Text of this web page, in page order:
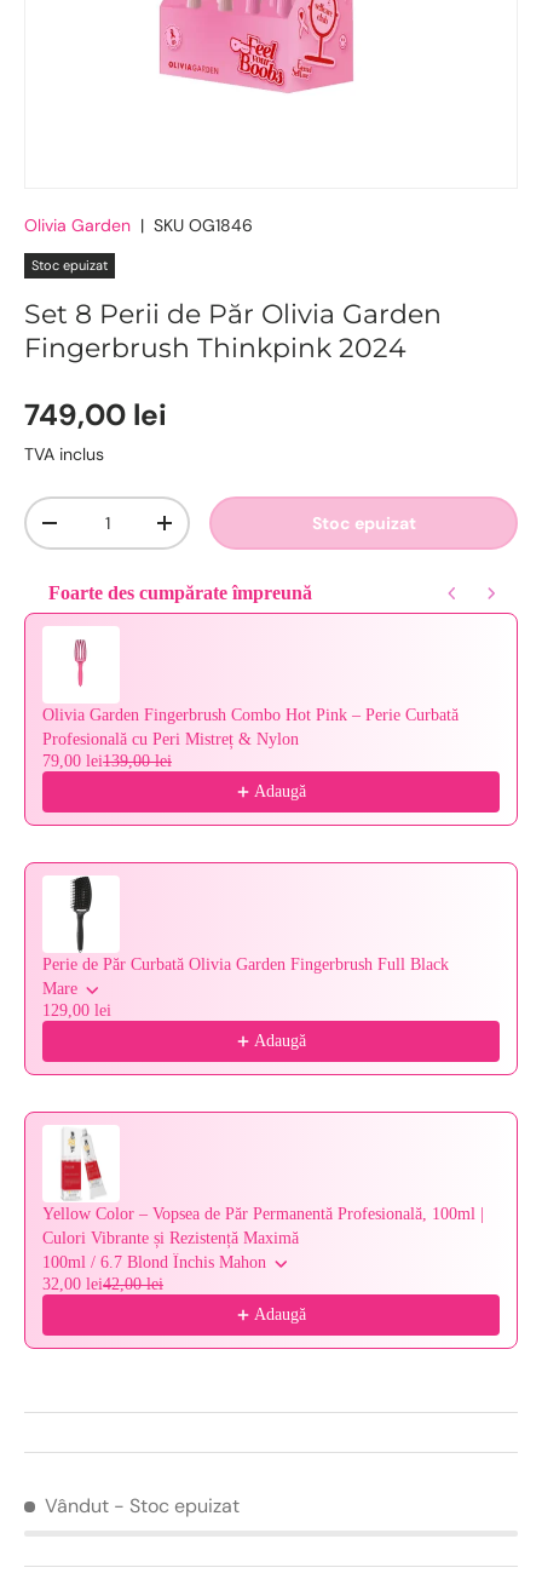
Olivia Garden | SKU OG1846
Stoc epuizat
Set 8 Perii de Păr Olivia Garden
Fingerbrush Thinkpink 2024
749,00 lei
TVA inclus
Cantitate
-
+ Stoc epuizat
Foarte des cumpărate împreună
Use the Previous and Next buttons to navigate through product
Olivia Garden Fingerbrush Combo Hot Pink – Perie Curbată
Profesională cu Peri Mistreț & Nylon
79,00 lei139,00 lei
Adaugă
Perie de Păr Curbată Olivia Garden Fingerbrush Full Black
Mare
129,00 lei
Adaugă
Yellow Color – Vopsea de Păr Permanentă Profesională, 100ml |
Culori Vibrante și Rezistență Maximă
100ml / 6.7 Blond Închis Mahon
32,00 lei42,00 lei
Adaugă
Vândut - Stoc epuizat